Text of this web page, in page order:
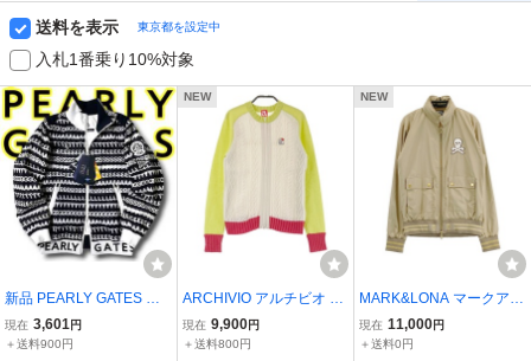
送料を表示 東京都を設定中
入札1番乗り10%対象
新品 PEARLY GATES パ
ーリーゲイツ 定6.1万 撥
水防風 耐水 透湿 軽量 リ
現在 3,601円
＋送料900円
NEW
ARCHIVIO アルチビオ ケ
ーブルニットジャケット
ホワイト系 36 [24000119
現在 9,900円
＋送料800円
NEW
MARK&LONA マークアン
ドロナ フード付き ジップ
ジャケット ベージュ系 M
現在 11,000円
＋送料0円